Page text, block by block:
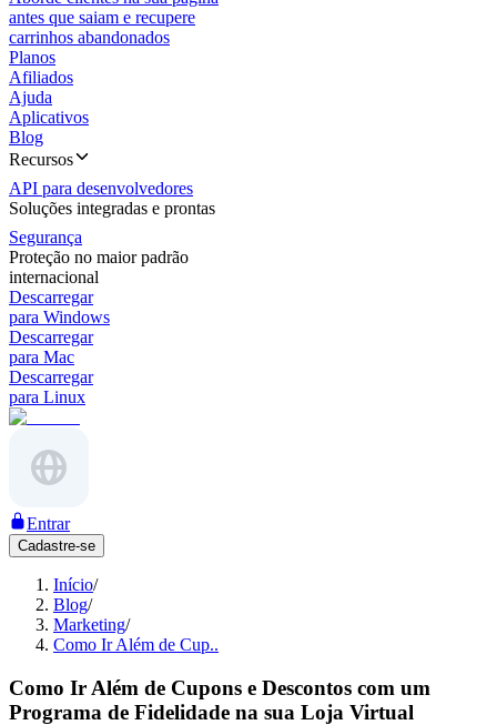
antes que saiam e recupere
carrinhos abandonados
Planos
Afiliados
Ajuda
Aplicativos
Blog
Recursos
API para desenvolvedores
Soluções integradas e prontas
Segurança
Proteção no maior padrão
internacional
Descarregar
para Windows
Descarregar
para Mac
Descarregar
para Linux
Entrar
Cadastre-se
Início/
Blog/
Marketing/
Como Ir Além de Cup..
Como Ir Além de Cupons e Descontos com um
Programa de Fidelidade na sua Loja Virtual